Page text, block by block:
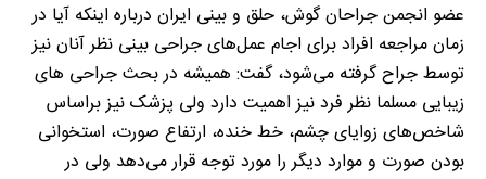
عضو انجمن جراحان گوش، حلق و بینی ایران درباره اینکه آیا در
زمان مراجعه افراد برای اجام عمل‌های جراحی بینی نظر آنان نیز
توسط جراح گرفته می‌شود، گفت: همیشه در بحث جراحی ‌های
زیبایی مسلما نظر فرد نیز اهمیت دارد ولی پزشک نیز براساس
شاخص‌های زوایای چشم، خط خنده، ارتفاع صورت، استخوانی
بودن صورت و موارد دیگر را مورد توجه قرار می‌دهد ولی در